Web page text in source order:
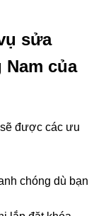
sửa
của
được các ưu
chóng dù bạn